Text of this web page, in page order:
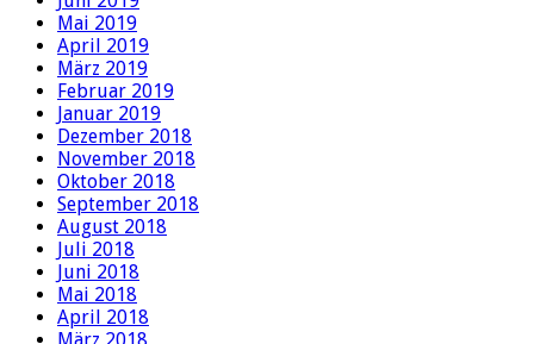
Mai 2019
April 2019
März 2019
Februar 2019
Januar 2019
Dezember 2018
November 2018
Oktober 2018
September 2018
August 2018
Juli 2018
Juni 2018
Mai 2018
April 2018